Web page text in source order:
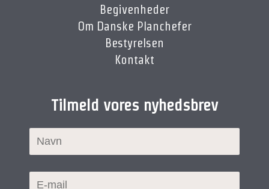
Begivenheder
Om Danske Planchefer
Bestyrelsen
Kontakt
Tilmeld vores nyhedsbrev